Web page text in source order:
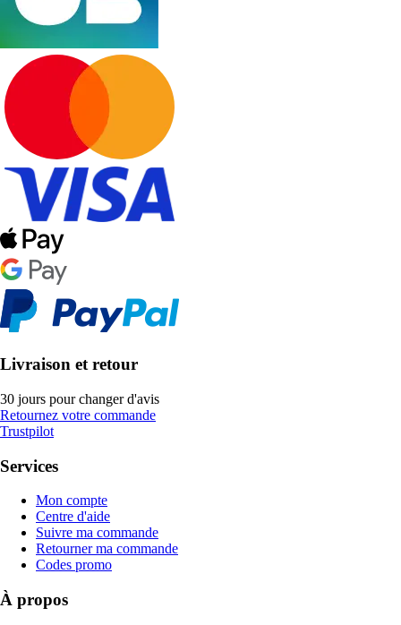
Livraison et retour
30 jours pour changer d'avis
Retournez votre commande
Trustpilot
Services
Mon compte
Centre d'aide
Suivre ma commande
Retourner ma commande
Codes promo
À propos